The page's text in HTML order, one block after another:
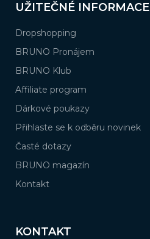
UŽITEČNÉ INFORMACE
Dropshopping
BRUNO Pronájem
BRUNO Klub
Affiliate program
Dárkové poukazy
Přihlaste se k odběru novinek
Časté dotazy
BRUNO magazín
Kontakt
KONTAKT